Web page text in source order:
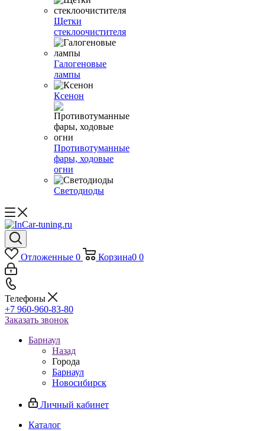
Щетки
стеклоочистителя
Галогеновые
лампы
Ксенон
Противотуманные
фары, ходовые
огни
Светодиоды
Отложенные 0 Корзина0 0
Телефоны
+7 960-960-83-80
Заказать звонок
Барнаул
Назад
Города
Барнаул
Новосибирск
Личный кабинет
Каталог